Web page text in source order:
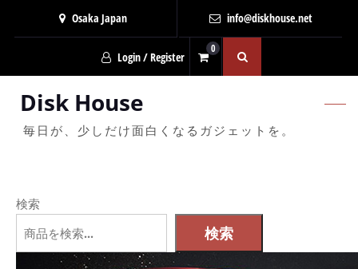
Osaka Japan info@diskhouse.net
Login / Register
0
Disk House
毎日が、少しだけ面白くなるガジェットを。
検索
検索